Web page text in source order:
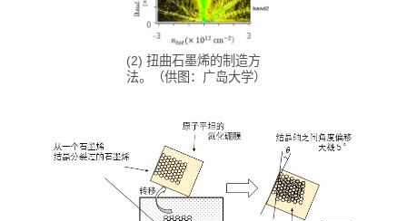
(2) 扭曲石墨烯的制造方
法。（供图：广岛大学）